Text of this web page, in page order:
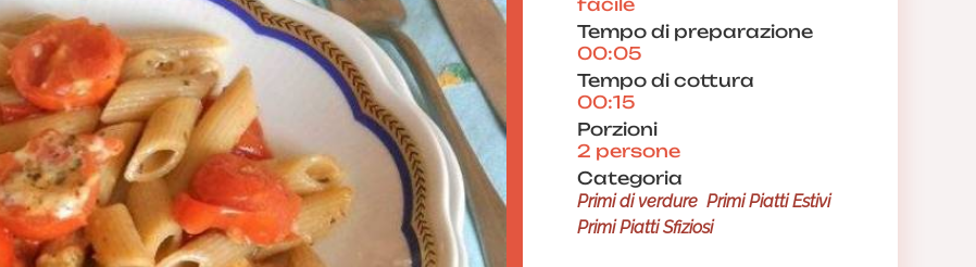
facile
Tempo di preparazione
00:05
Tempo di cottura
00:15
Porzioni
2 persone
Categoria
Primi di verdure Primi Piatti Estivi
Primi Piatti Sfiziosi